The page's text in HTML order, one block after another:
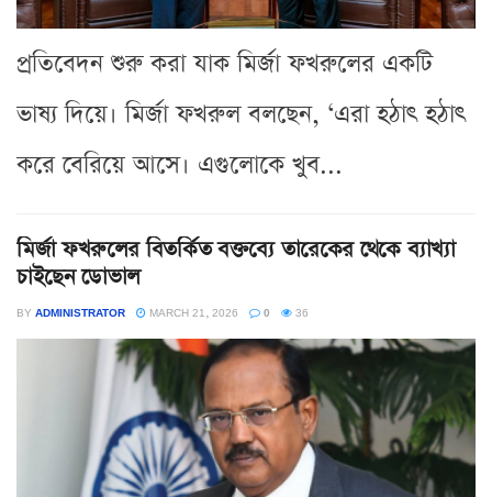
প্রতিবেদন শুরু করা যাক মির্জা ফখরুলের একটি
ভাষ্য দিয়ে। মির্জা ফখরুল বলছেন, ‘এরা হঠাৎ হঠাৎ
করে বেরিয়ে আসে। এগুলোকে খুব...
মির্জা ফখরুলের বিতর্কিত বক্তব্যে তারেকের থেকে ব্যাখ্যা
চাইছেন ডোভাল
BY ADMINISTRATOR MARCH 21, 2026 0 36